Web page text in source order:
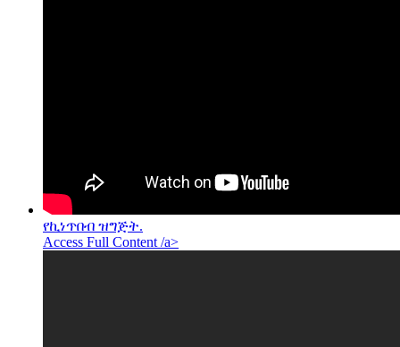
የኪነጥበብ ዝግጅት.
Access Full Content /a>